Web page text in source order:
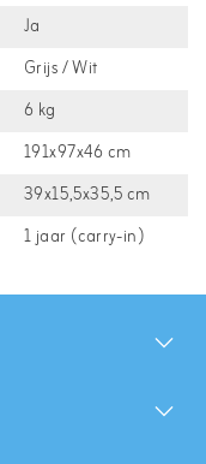
Ja
Grijs / Wit
6 kg
191x97x46 cm
39x15,5x35,5 cm
1 jaar (carry-in)